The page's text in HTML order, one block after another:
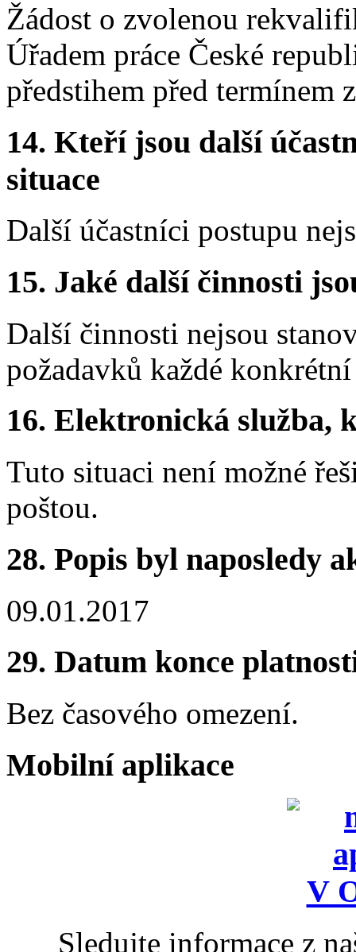
Žádost o zvolenou
Úřadem práce České
předstihem před termínem
14. Kteří jsou další
situace
Další účastníci postupu
15. Jaké další činnosti
Další činnosti nejsou
požadavků každé
16. Elektronická služba,
Tuto situaci není možné
poštou.
28. Popis byl naposledy
09.01.2017
29. Datum konce
Bez časového omezení.
Mobilní aplikace
Sledujte informace z